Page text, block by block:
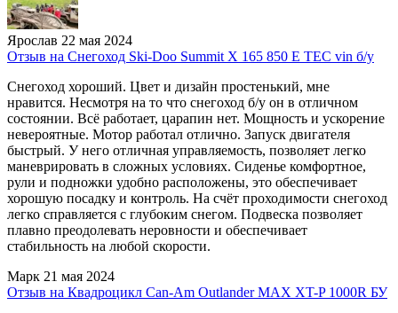
Ярослав 22 мая 2024
Отзыв на Снегоход Ski-Doo Summit X 165 850 E TEC vin б/у
Снегоход хороший. Цвет и дизайн простенький, мне
нравится. Несмотря на то что снегоход б/у он в отличном
состоянии. Всё работает, царапин нет. Мощность и ускорение
невероятные. Мотор работал отлично. Запуск двигателя
быстрый. У него отличная управляемость, позволяет легко
маневрировать в сложных условиях. Сиденье комфортное,
рули и подножки удобно расположены, это обеспечивает
хорошую посадку и контроль. На счёт проходимости снегоход
легко справляется с глубоким снегом. Подвеска позволяет
плавно преодолевать неровности и обеспечивает
стабильность на любой скорости.
Марк 21 мая 2024
Отзыв на Квадроцикл Can-Am Outlander MAX XT-P 1000R БУ